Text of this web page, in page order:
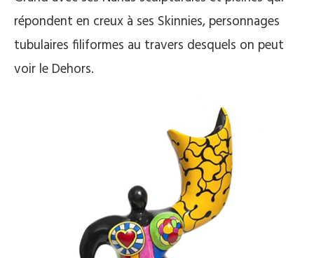
répondent en creux à ses Skinnies, personnages
tubulaires filiformes au travers desquels on peut
voir le Dehors.